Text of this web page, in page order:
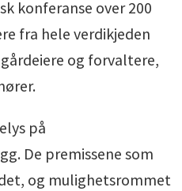
konferanse over 200
fra hele verdikjeden
og forvaltere,
på
De premissene som
og mulighetsrommet